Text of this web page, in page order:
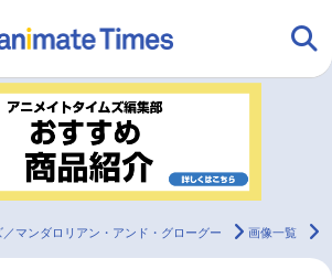
ランキング アニメ
マンダロリアン・アンド・グローグー 画像一覧